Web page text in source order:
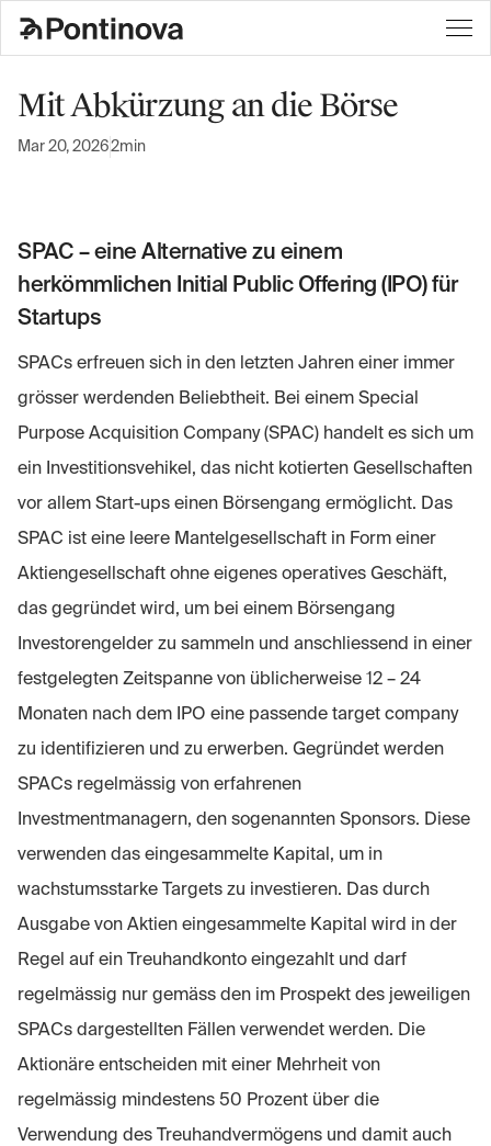
Mit Abkürzung an die Börse
Mar 20, 20262min
SPAC – eine Alternative zu einem
herkömmlichen Initial Public Offering (IPO) für
Startups
SPACs erfreuen sich in den letzten Jahren einer immer
grösser werdenden Beliebtheit. Bei einem Special
Purpose Acquisition Company (SPAC) handelt es sich um
ein Investitionsvehikel, das nicht kotierten Gesellschaften
vor allem Start-ups einen Börsengang ermöglicht. Das
SPAC ist eine leere Mantelgesellschaft in Form einer
Aktiengesellschaft ohne eigenes operatives Geschäft,
das gegründet wird, um bei einem Börsengang
Investorengelder zu sammeln und anschliessend in einer
festgelegten Zeitspanne von üblicherweise 12 – 24
Monaten nach dem IPO eine passende target company
zu identifizieren und zu erwerben. Gegründet werden
SPACs regelmässig von erfahrenen
Investmentmanagern, den sogenannten Sponsors. Diese
verwenden das eingesammelte Kapital, um in
wachstumsstarke Targets zu investieren. Das durch
Ausgabe von Aktien eingesammelte Kapital wird in der
Regel auf ein Treuhandkonto eingezahlt und darf
regelmässig nur gemäss den im Prospekt des jeweiligen
SPACs dargestellten Fällen verwendet werden. Die
Aktionäre entscheiden mit einer Mehrheit von
regelmässig mindestens 50 Prozent über die
Verwendung des Treuhandvermögens und damit auch